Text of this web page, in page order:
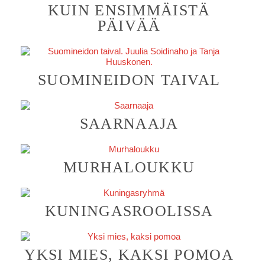
KUIN ENSIMMÄISTÄ
PÄIVÄÄ
SUOMINEIDON TAIVAL
SAARNAAJA
MURHALOUKKU
KUNINGASROOLISSA
YKSI MIES, KAKSI POMOA